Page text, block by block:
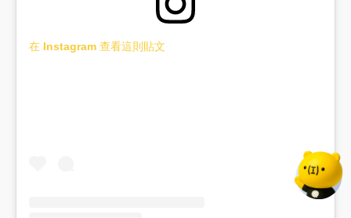
在 Instagram 查看這則貼文